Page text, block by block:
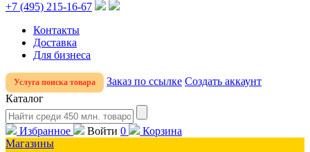
+7 (495) 215-16-67
Контакты
Доставка
Для бизнеса
Услуга поиска товара Заказ по ссылке Создать аккаунт
Каталог
Избранное Войти 0
Корзина
Магазины